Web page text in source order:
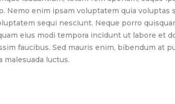
Nemo enim ipsam voluptatem quia
sequi nesciunt. Neque porro
eius modi tempora incidunt ut labore et
faucibus. Sed mauris enim, bibendum at
luctus.